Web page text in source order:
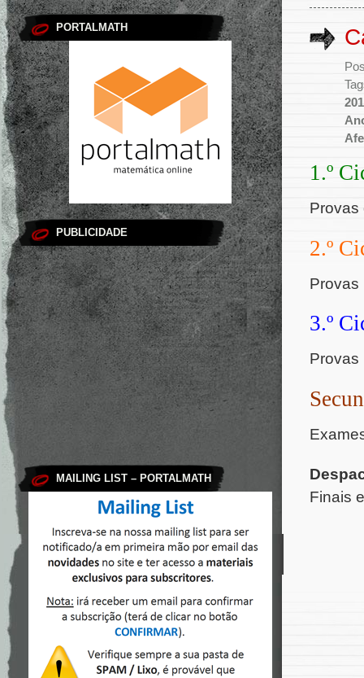
PORTALMATH
PUBLICIDADE
MAILING LIST – PORTALMATH
1.º
Provas
2.º
Provas
3.º
Provas
Finais